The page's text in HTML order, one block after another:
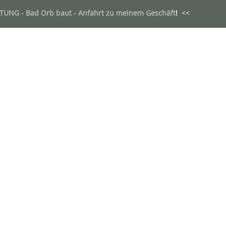
- Bad Orb baut - Anfahrt zu meinem Geschäft! <<